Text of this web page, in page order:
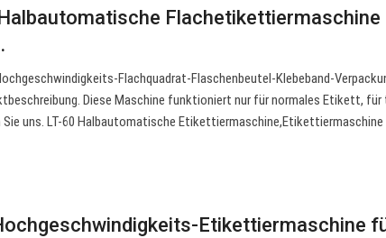
Flachetikettiermaschine
Flachquadrat-Flaschenbeutel-Klebeband-
Diese Maschine funktioniert nur für normales Etikett, für
uns. LT-60 Halbautomatische
Etikettiermaschine